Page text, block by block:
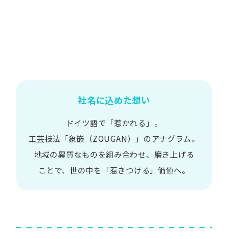
社名に込めた想い
ドイツ語で​「惹かれる」。
工芸技法​「象嵌​（ZOUGAN）」の​アナグラム。
地域の​異質な​ものを​組み合わせ、 磨き上げる​
ことで、 世の​中を​「惹きつける」価値へ。​